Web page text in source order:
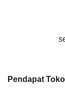
Tetapi
Pendapat